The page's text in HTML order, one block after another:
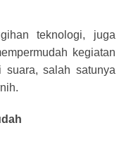
teknologi, juga
kegiatan
suara, salah satunya